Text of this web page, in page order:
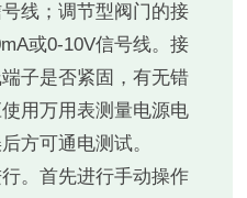
线；调节型阀门的接
或0-10V信号线。接
子是否紧固，有无错
用万用表测量电源电
方可通电测试。
。首先进行手动操作